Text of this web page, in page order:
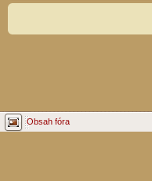
Obsah fóra